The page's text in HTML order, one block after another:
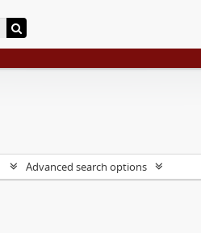
Advanced search options